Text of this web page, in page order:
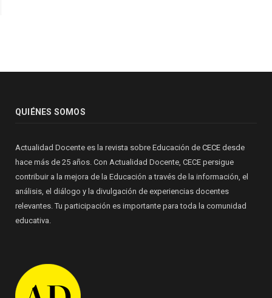
QUIÉNES SOMOS
Actualidad Docente es la revista sobre Educación de CECE desde
hace más de 25 años. Con Actualidad Docente, CECE persigue
contribuir a la mejora de la Educación a través de la información, el
análisis, el diálogo y la divulgación de experiencias docentes
relevantes. Tu participación es importante para toda la comunidad
educativa.